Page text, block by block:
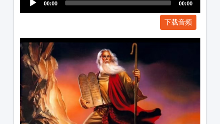
00:00 00:00
下载音频